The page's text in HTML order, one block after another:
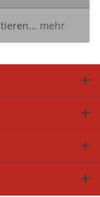
mehr